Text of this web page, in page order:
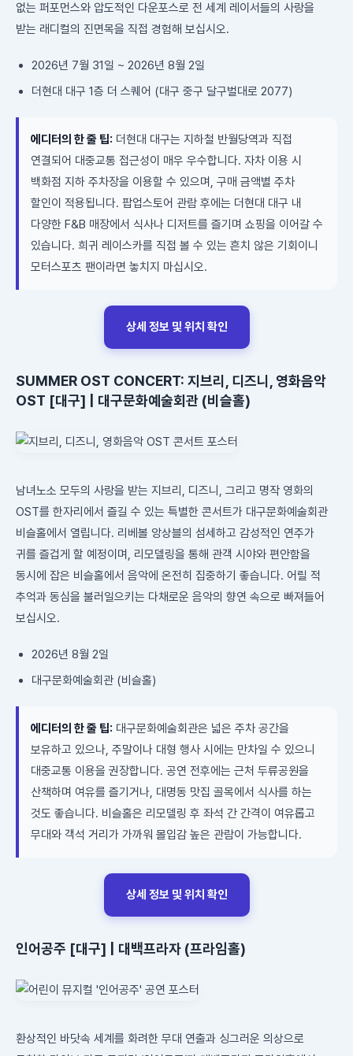
없는 퍼포먼스와 압도적인 다운포스로 전 세계 레이서들의 사랑을
받는 래디컬의 진면목을 직접 경험해 보십시오.
2026년 7월 31일 ~ 2026년 8월 2일
더현대 대구 1층 더 스퀘어 (대구 중구 달구벌대로 2077)
에디터의 한 줄 팁: 더현대 대구는 지하철 반월당역과 직접
연결되어 대중교통 접근성이 매우 우수합니다. 자차 이용 시
백화점 지하 주차장을 이용할 수 있으며, 구매 금액별 주차
할인이 적용됩니다. 팝업스토어 관람 후에는 더현대 대구 내
다양한 F&B 매장에서 식사나 디저트를 즐기며 쇼핑을 이어갈 수
있습니다. 희귀 레이스카를 직접 볼 수 있는 흔치 않은 기회이니
모터스포츠 팬이라면 놓치지 마십시오.
상세 정보 및 위치 확인
SUMMER OST CONCERT: 지브리, 디즈니, 영화음악
OST [대구] | 대구문화예술회관 (비슬홀)
남녀노소 모두의 사랑을 받는 지브리, 디즈니, 그리고 명작 영화의
OST를 한자리에서 즐길 수 있는 특별한 콘서트가 대구문화예술회관
비슬홀에서 열립니다. 리베볼 앙상블의 섬세하고 감성적인 연주가
귀를 즐겁게 할 예정이며, 리모델링을 통해 관객 시야와 편안함을
동시에 잡은 비슬홀에서 음악에 온전히 집중하기 좋습니다. 어릴 적
추억과 동심을 불러일으키는 다채로운 음악의 향연 속으로 빠져들어
보십시오.
2026년 8월 2일
대구문화예술회관 (비슬홀)
에디터의 한 줄 팁: 대구문화예술회관은 넓은 주차 공간을
보유하고 있으나, 주말이나 대형 행사 시에는 만차일 수 있으니
대중교통 이용을 권장합니다. 공연 전후에는 근처 두류공원을
산책하며 여유를 즐기거나, 대명동 맛집 골목에서 식사를 하는
것도 좋습니다. 비슬홀은 리모델링 후 좌석 간 간격이 여유롭고
무대와 객석 거리가 가까워 몰입감 높은 관람이 가능합니다.
상세 정보 및 위치 확인
인어공주 [대구] | 대백프라자 (프라임홀)
환상적인 바닷속 세계를 화려한 무대 연출과 싱그러운 의상으로